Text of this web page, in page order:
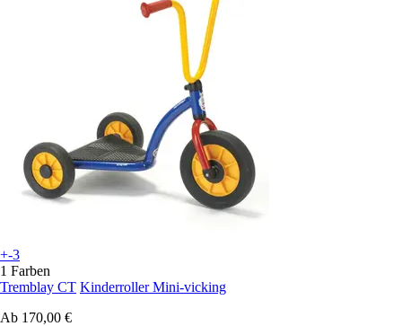
+-3
1 Farben
Tremblay CT Kinderroller Mini-vicking
Ab 170,00 €